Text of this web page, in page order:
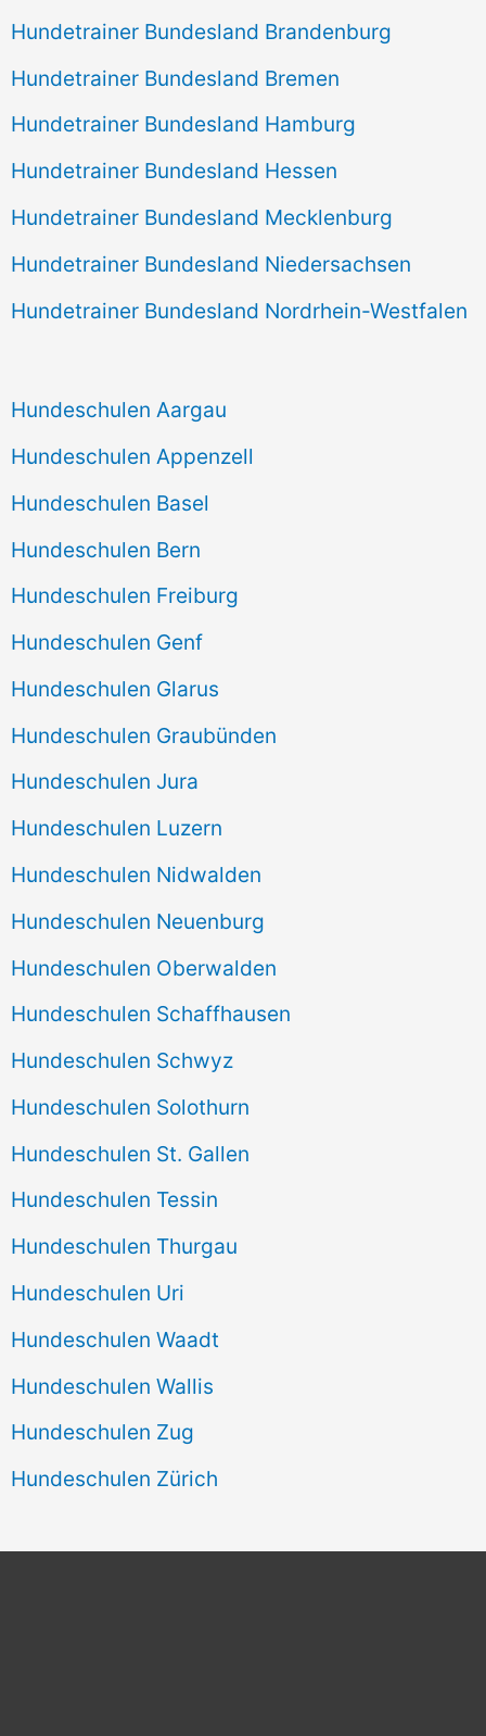
Hundetrainer Bundesland Brandenburg
Hundetrainer Bundesland Bremen
Hundetrainer Bundesland Hamburg
Hundetrainer Bundesland Hessen
Hundetrainer Bundesland Mecklenburg
Hundetrainer Bundesland Niedersachsen
Hundetrainer Bundesland Nordrhein-Westfalen
Hundeschulen Aargau
Hundeschulen Appenzell
Hundeschulen Basel
Hundeschulen Bern
Hundeschulen Freiburg
Hundeschulen Genf
Hundeschulen Glarus
Hundeschulen Graubünden
Hundeschulen Jura
Hundeschulen Luzern
Hundeschulen Nidwalden
Hundeschulen Neuenburg
Hundeschulen Oberwalden
Hundeschulen Schaffhausen
Hundeschulen Schwyz
Hundeschulen Solothurn
Hundeschulen St. Gallen
Hundeschulen Tessin
Hundeschulen Thurgau
Hundeschulen Uri
Hundeschulen Waadt
Hundeschulen Wallis
Hundeschulen Zug
Hundeschulen Zürich